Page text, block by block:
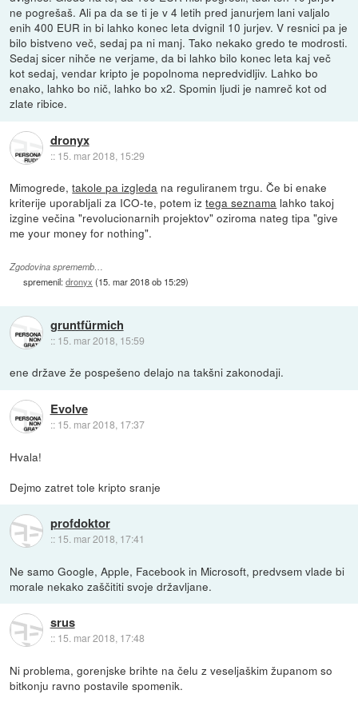
ne pogrešaš. Ali pa da se ti je v 4 letih pred janurjem lani valjalo
enih 400 EUR in bi lahko konec leta dvignil 10 jurjev. V resnici pa je
bilo bistveno več, sedaj pa ni manj. Tako nekako gredo te modrosti.
Sedaj sicer nihče ne verjame, da bi lahko bilo konec leta kaj več
kot sedaj, vendar kripto je popolnoma nepredvidljiv. Lahko bo
enako, lahko bo nič, lahko bo x2. Spomin ljudi je namreč kot od
zlate ribice.
dronyx
:: 15. mar 2018, 15:29
Mimogrede,takole pa izgleda na reguliranem trgu. Če bi enake
kriterije uporabljali za ICO-te, potem iztega seznama lahko takoj
izgine večina "revolucionarnih projektov" oziroma nateg tipa "give
me your money for nothing".
Zgodovina sprememb…
spremenil:dronyx (15. mar 2018 ob 15:29)
gruntfürmich
:: 15. mar 2018, 15:59
ene države že pospešeno delajo na takšni zakonodaji.
Evolve
:: 15. mar 2018, 17:37
Hvala!
Dejmo zatret tole kripto sranje
profdoktor
:: 15. mar 2018, 17:41
Ne samo Google, Apple, Facebook in Microsoft, predvsem vlade bi
morale nekako zaščititi svoje državljane.
srus
:: 15. mar 2018, 17:48
Ni problema, gorenjske brihte na čelu z veseljaškim županom so
bitkonju ravno postavile spomenik.